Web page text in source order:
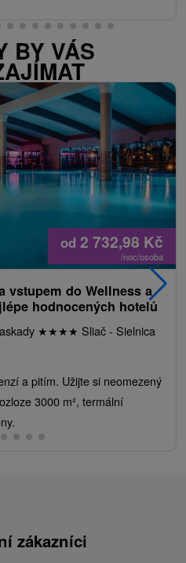
BY VÁS
od 2 732,98 Kč
/noc/osoba
vstupem do Wellness a
hodnocených hotelů
★★★★ Sliač - Sielnica
a pitím. Užijte si neomezený
3000 m², termální
zákazníci